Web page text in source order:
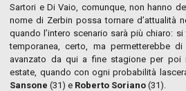
Sartori e Di Vaio, comunque, non hanno
nome di Zerbin possa tornare d’attualità
quando l’intero scenario sarà più chiaro:
temporanea, certo, ma permetterebbe
avanzato da qui a fine stagione per poi
estate, quando con ogni probabilità
Sansone (31) e Roberto Soriano (31).